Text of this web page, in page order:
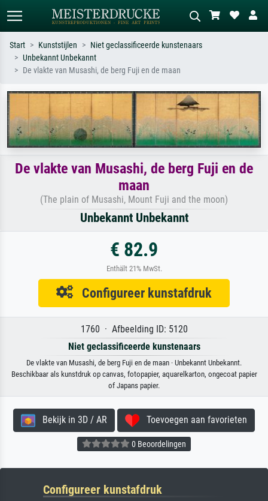
Standaard zoeken
weide, abstract met veel rood, donker
olieverfschilderij, staand naakt naast
een boom.
Start Kunststijlen
Niet geclassificeerde kunstenaars
Unbekannt Unbekannt
De vlakte van Musashi, de berg Fuji en de maan
De vlakte van Musashi, de berg Fuji en de
maan
(The plain of Musashi, Mount Fuji and the moon)
Unbekannt Unbekannt
€ 82.9
Enthält 21% MwSt.
Configureer kunstafdruk
1760 · Afbeelding ID: 5120
Niet geclassificeerde kunstenaars
De vlakte van Musashi, de berg Fuji en de maan · Unbekannt Unbekannt.
Beschikbaar als kunstdruk op canvas, fotopapier, aquarelkarton, ongecoat papier
of Japans papier.
Bekijk in 3D / AR Toevoegen aan favorieten
0 Beoordelingen
Configureer kunstafdruk